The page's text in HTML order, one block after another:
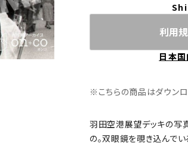
利用
日本
※こちらの商品はダウン
羽田空港展望デッキの写
の。双眼鏡を覗き込んで